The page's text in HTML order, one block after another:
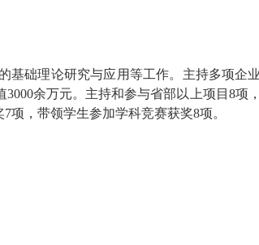
基础理论研究与应用等工作。主持多项企
余万元。主持和参与省部以上项目8项
项，带领学生参加学科竞赛获奖8项。